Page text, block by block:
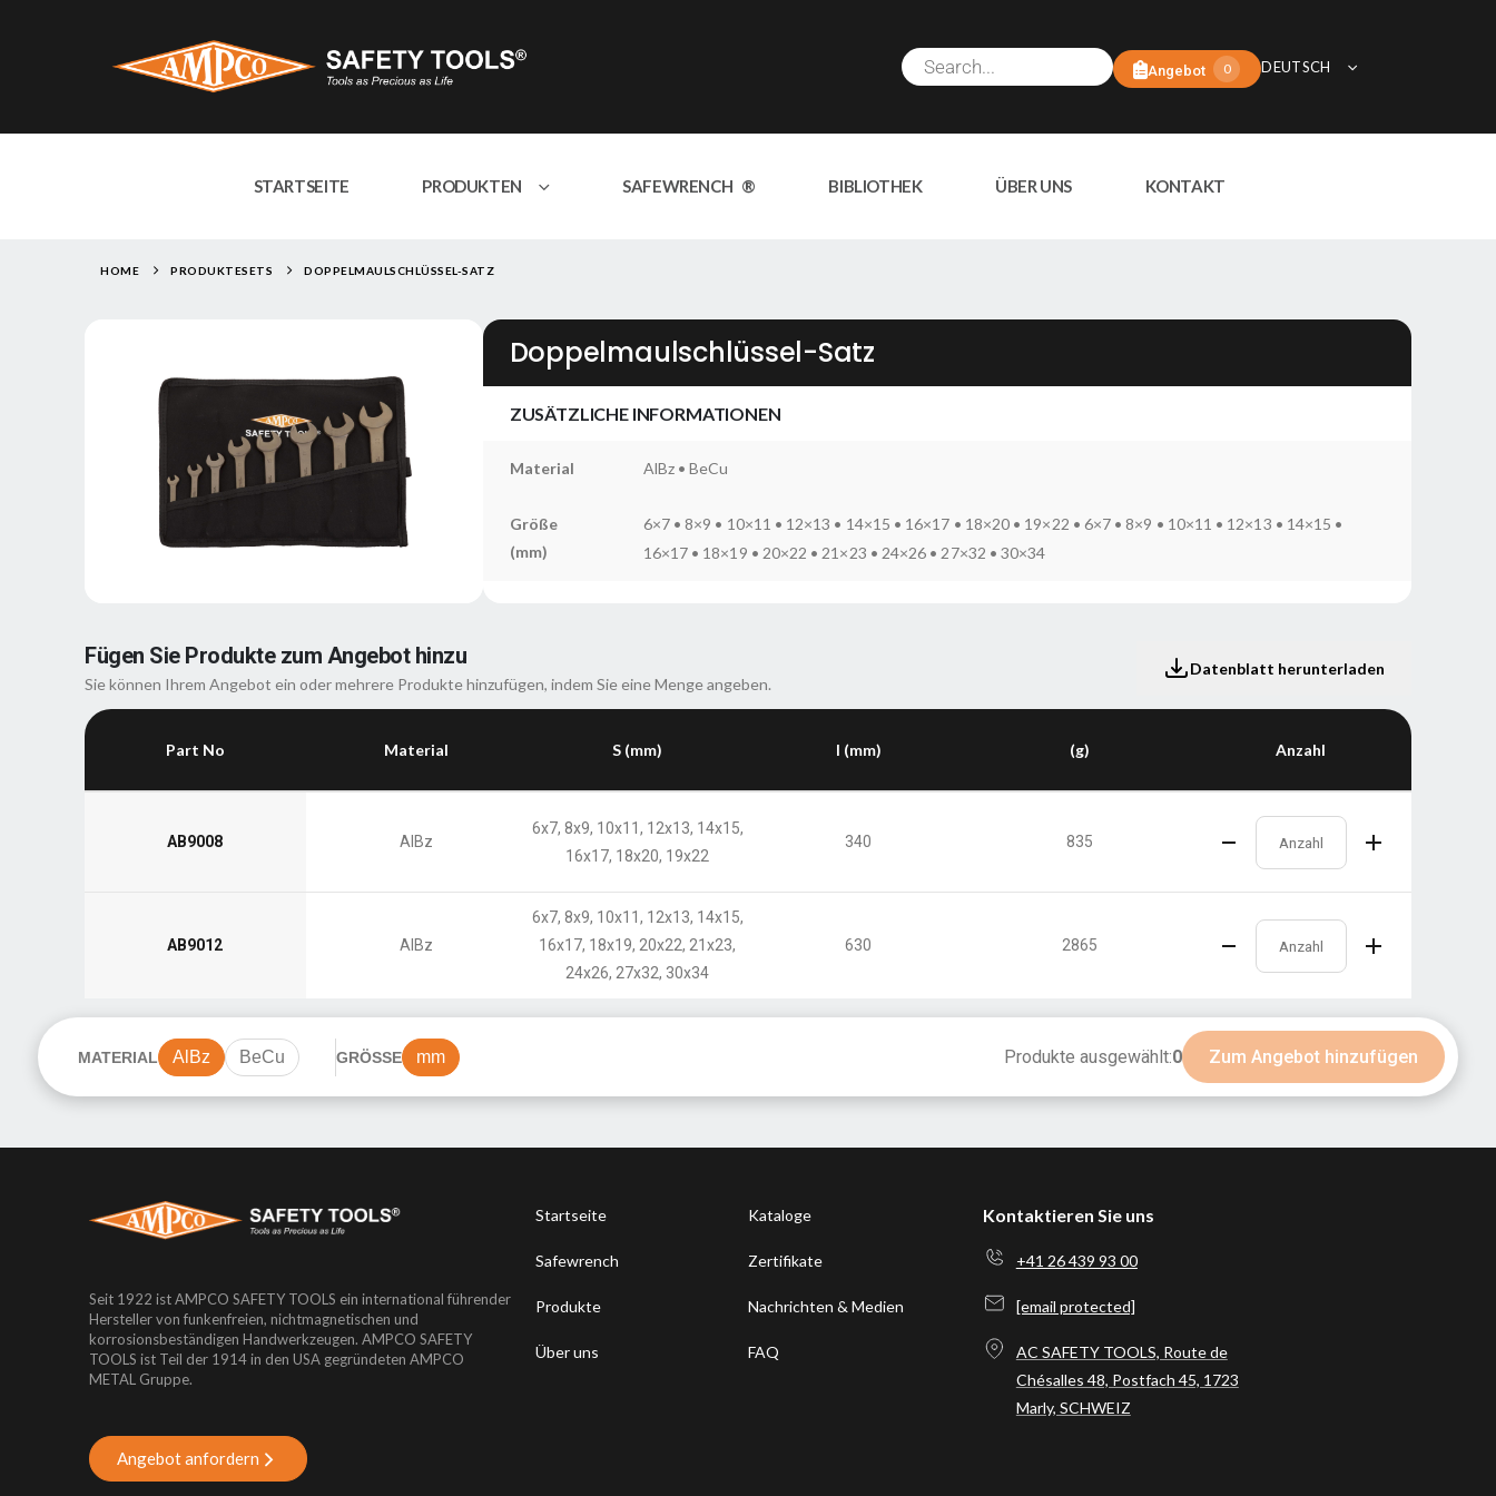
0
Angebot DEUTSCH
STARTSEITE PRODUKTEN SAFEWRENCH ® BIBLIOTHEK ÜBER UNS KONTAKT
HOME PRODUKTESETS DOPPELMAULSCHLÜSSEL-SATZ
Doppelmaulschlüssel-Satz
ZUSÄTZLICHE INFORMATIONEN
Material AlBz • BeCu
Größe
(mm)
6×7 • 8×9 • 10×11 • 12×13 • 14×15 • 16×17 • 18×20 • 19×22 • 6×7 • 8×9 • 10×11 • 12×13 • 14×15 •
16×17 • 18×19 • 20×22 • 21×23 • 24×26 • 27×32 • 30×34
Fügen Sie Produkte zum Angebot hinzu
Sie können Ihrem Angebot ein oder mehrere Produkte hinzufügen, indem Sie eine Menge angeben.
Datenblatt herunterladen
Part No Material S (mm) l (mm) (g) Anzahl
AB9008 AlBz
6x7, 8x9, 10x11, 12x13, 14x15,
16x17, 18x20, 19x22
340 835
AB9012 AlBz
6x7, 8x9, 10x11, 12x13, 14x15,
16x17, 18x19, 20x22, 21x23,
24x26, 27x32, 30x34
630 2865
MATERIAL AlBz BeCu GRÖSSE mm Produkte ausgewählt:0 Zum Angebot hinzufügen
Seit 1922 ist AMPCO SAFETY TOOLS ein international führender
Hersteller von funkenfreien, nichtmagnetischen und
korrosionsbeständigen Handwerkzeugen. AMPCO SAFETY
TOOLS ist Teil der 1914 in den USA gegründeten AMPCO
METAL Gruppe.
Angebot anfordern
Startseite
Safewrench
Produkte
Über uns
Kataloge
Zertifikate
Nachrichten & Medien
FAQ
Kontaktieren Sie uns
+41 26 439 93 00
[email protected]
AC SAFETY TOOLS, Route de
Chésalles 48, Postfach 45, 1723
Marly, SCHWEIZ